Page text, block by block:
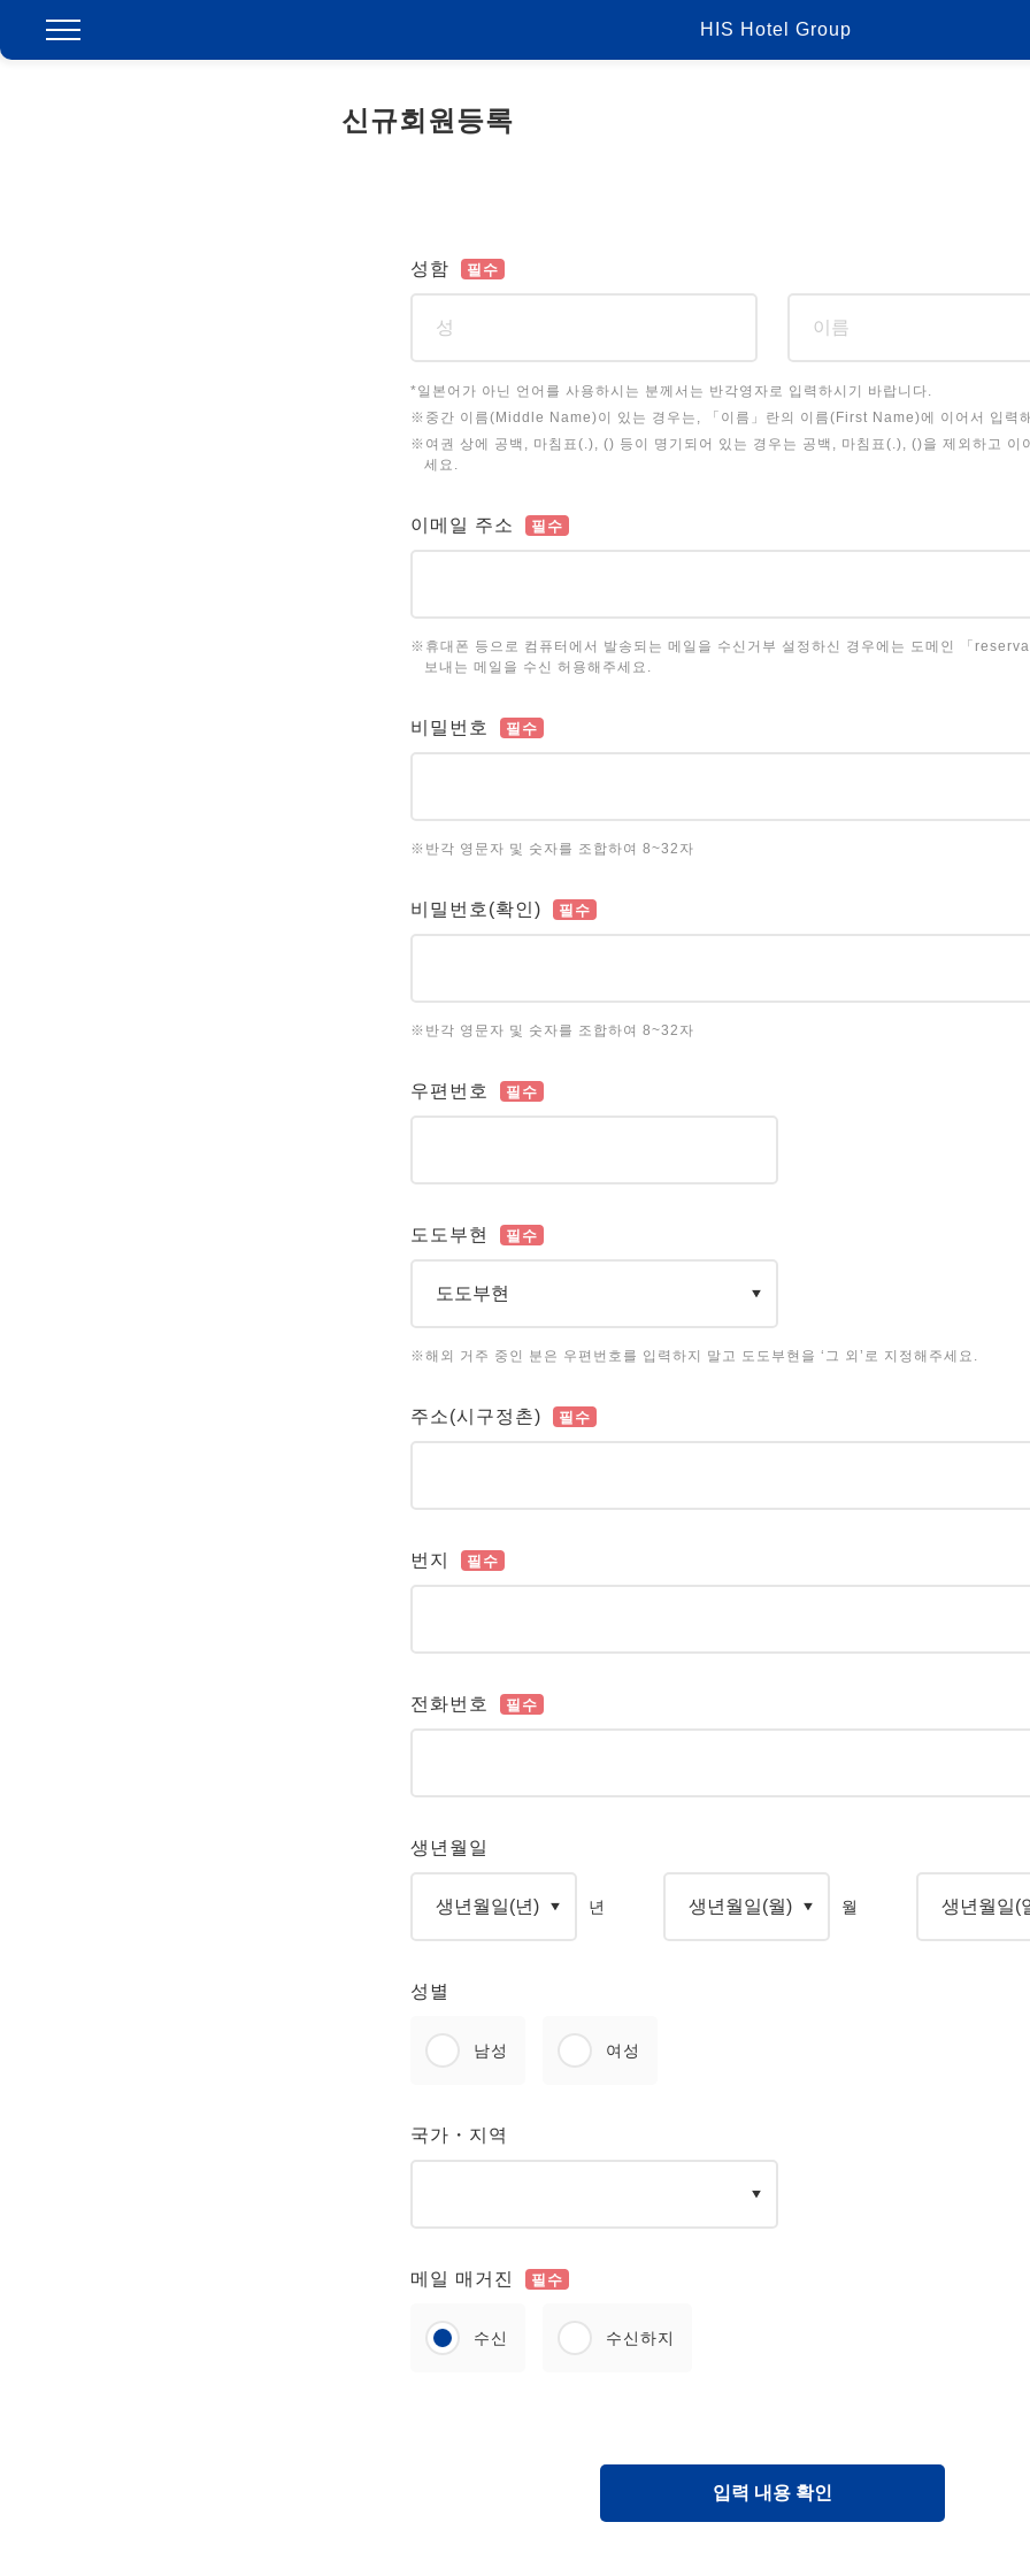
HIS Hotel Group
신규회원등록
성함 필수
*일본어가 아닌 언어를 사용하시는 분께서는 반각영자로 입력하시기 바랍니다.
※중간 이름(Middle Name)이 있는 경우는, 「이름」란의 이름(First Name)에 이어서 입력
※여권 상에 공백, 마침표(.), () 등이 명기되어 있는 경우는 공백, 마침표(.), ()을 제외하고 이
세요.
이메일 주소 필수
※휴대폰 등으로 컴퓨터에서 발송되는 메일을 수신거부 설정하신 경우에는 도메인 「
보내는 메일을 수신 허용해주세요.
비밀번호 필수
※반각 영문자 및 숫자를 조합하여 8~32자
비밀번호(확인) 필수
※반각 영문자 및 숫자를 조합하여 8~32자
우편번호 필수
도도부현 필수
※해외 거주 중인 분은 우편번호를 입력하지 말고 도도부현을 ‘그 외’로 지정해주세요.
주소(시구정촌) 필수
번지 필수
전화번호 필수
생년월일
년 월
성별
남성 여성
국가・지역
메일 매거진 필수
수신 수신하지
입력 내용 확인